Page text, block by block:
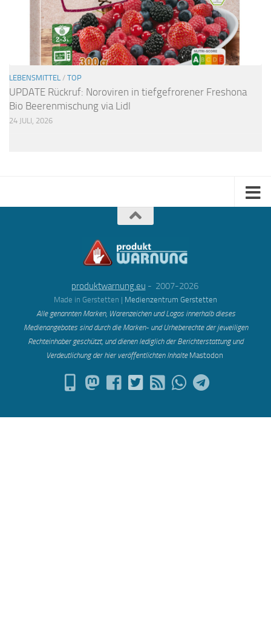
LEBENSMITTEL / TOP
UPDATE Rückruf: Noroviren in tiefgefrorener Freshona
Bio Beerenmischung via Lidl
24 JULI, 2026
produktwarnung.eu - 2007-2026
Made in Gerstetten | Medienzentrum Gerstetten
Alle genannten Marken, Warenzeichen und Logos innerhalb dieses
Medienangebotes sind durch die Marken- und Urheberechte der jeweiligen
Rechteinhaber geschützt, und dienen lediglich der Berichterstattung und
Verdeutlichung der hier veröffentlichten Inhalte Mastodon